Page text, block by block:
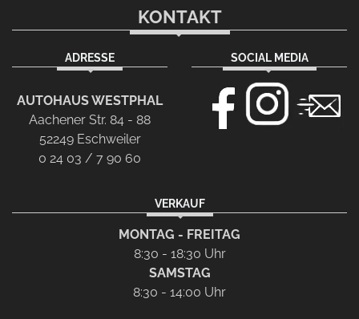
KONTAKT
ADRESSE
AUTOHAUS WESTPHAL
Aachener Str. 84 - 88
52249 Eschweiler
0 24 03 / 7 90 60
SOCIAL MEDIA
VERKAUF
MONTAG - FREITAG
8:30 - 18:30 Uhr
SAMSTAG
8:30 - 14:00 Uhr